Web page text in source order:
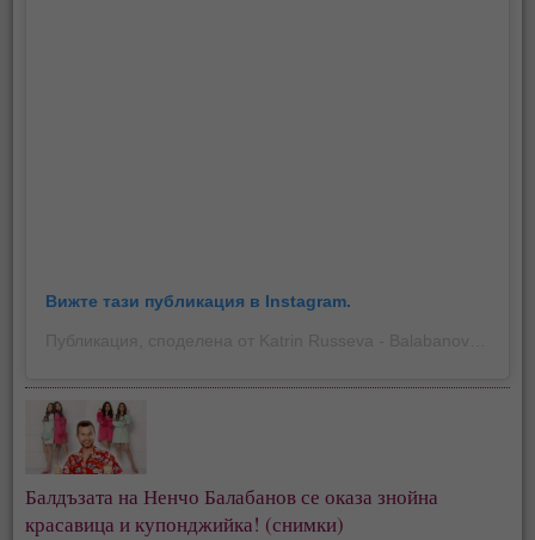
Вижте тази публикация в Instagram.
Балдъзата на Ненчо Балабанов се оказа знойна
красавица и купонджийка! (снимки)